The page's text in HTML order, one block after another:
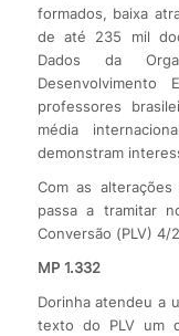
formados, baixa
de até 235 mil
Dados da
Desenvolvimento
professores
média
demonstram
Com as
passa a tramitar
Conversão (PLV) 4/
MP 1.332
Dorinha atendeu a
texto do PLV um